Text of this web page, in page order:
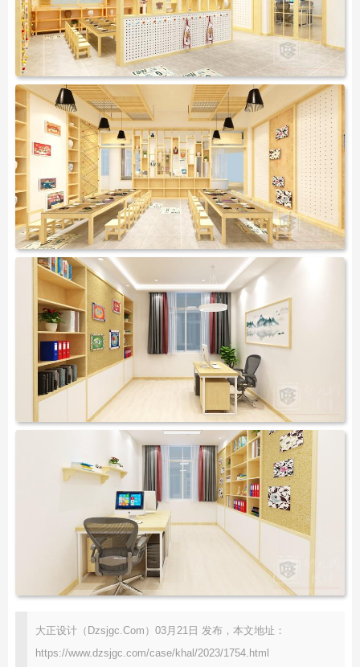
大正设计（Dzsjgc.Com）03月21日 发布，本文地址：
https://www.dzsjgc.com/case/khal/2023/1754.html